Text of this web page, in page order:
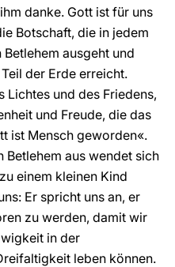
danke. Gott ist für uns
Botschaft, die in jedem
ausgeht und
der Erde erreicht.
Lichtes und des Friedens,
und Freude, die das
ist Mensch geworden«.
Betlehem aus wendet sich
einem kleinen Kind
Er spricht uns an, er
zu werden, damit wir
in der
leben können.